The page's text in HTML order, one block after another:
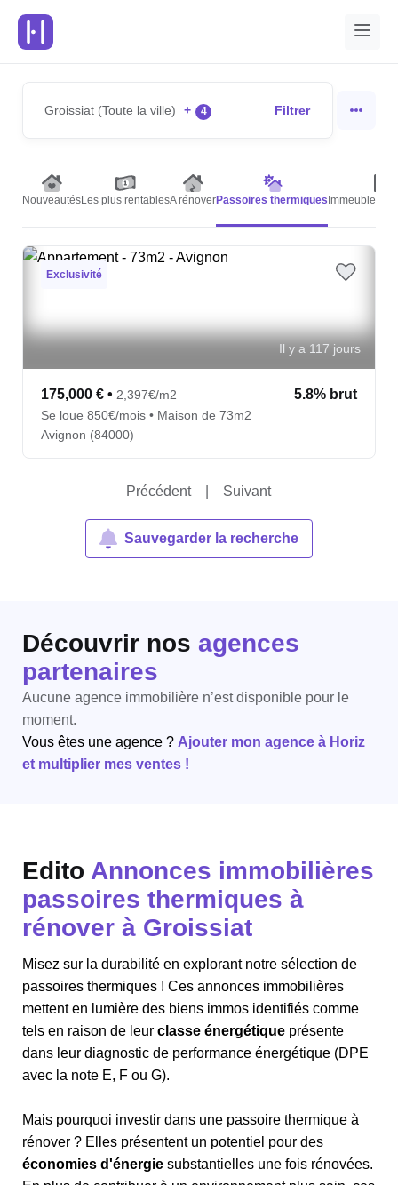
Groissiat (Toute la ville) + 4 Filtrer
NouveautésLes plus rentablesA rénoverPassoires thermiques Immeubles
Exclusivité
Il y a 117 jours
175,000 € • 2,397€/m2 5.8% brut
Se loue 850€/mois • Maison de 73m2
Avignon (84000)
Précédent Suivant
Sauvegarder la recherche
Découvrir nos agences
partenaires
Aucune agence immobilière n’est disponible pour le
moment.
Vous êtes une agence ? Ajouter mon agence à Horiz
et multiplier mes ventes !
Edito Annonces immobilières
passoires thermiques à
rénover à Groissiat
Misez sur la durabilité en explorant notre sélection de
passoires thermiques ! Ces annonces immobilières
mettent en lumière des biens immos identifiés comme
tels en raison de leur classe énergétique présente
dans leur diagnostic de performance énergétique (DPE
avec la note E, F ou G).
Mais pourquoi investir dans une passoire thermique à
rénover ? Elles présentent un potentiel pour des
économies d'énergie substantielles une fois rénovées.